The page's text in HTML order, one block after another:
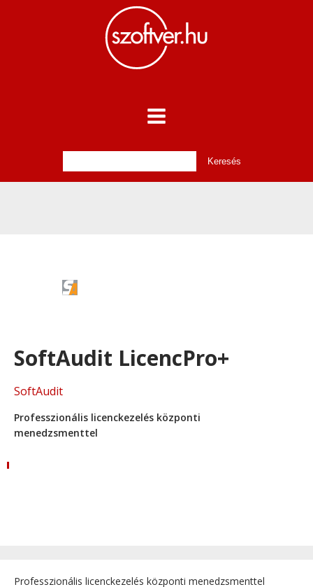
SoftAudit LicencPro+
SoftAudit
Professzionális licenckezelés központi
menedzsmenttel
Professzionális licenckezelés központi menedzsmenttel